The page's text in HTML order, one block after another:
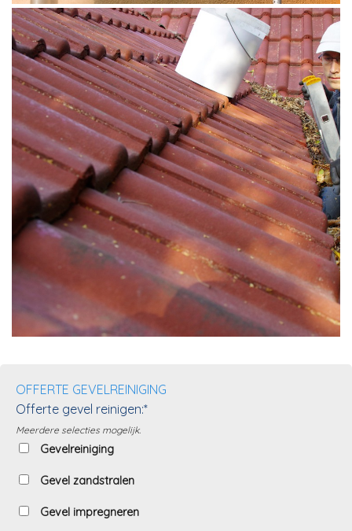
OFFERTE GEVELREINIGING
Offerte gevel reinigen:*
Meerdere selecties mogelijk.
Gevelreiniging
Gevel zandstralen
Gevel impregneren